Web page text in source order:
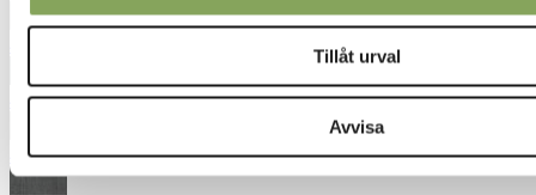
Tillåt urval
Avvisa
4472
4531